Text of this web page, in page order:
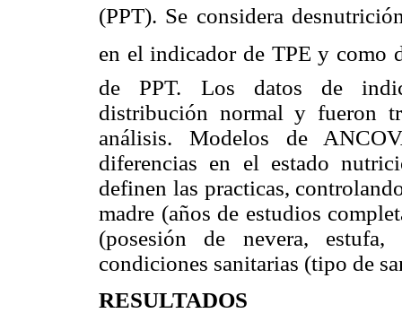
(PPT). Se considera
en el indicador de TPE y como
de PPT. Los datos de
distribución normal y fueron
análisis. Modelos de
diferencias en el estado
definen las practicas,
madre (años de estudios
(posesión de nevera,
condiciones sanitarias (tipo de
RESULTADOS